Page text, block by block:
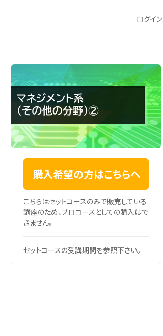
ログイン
購入希望の方はこちらへ
こちらはセットコースのみで販売している
講座のため、プロコースとしての購入はで
きません。
セットコースの受講期間を参照下さい。